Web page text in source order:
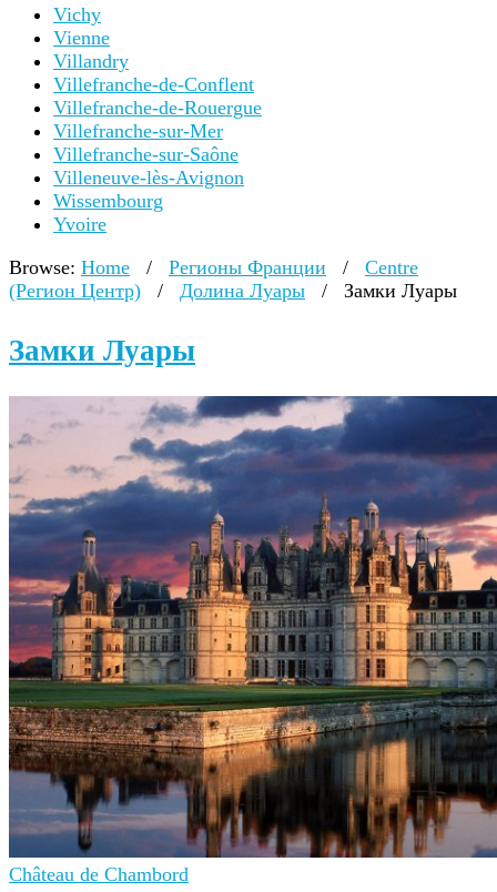
Vichy
Vienne
Villandry
Villefranche-de-Conflent
Villefranche-de-Rouergue
Villefranche-sur-Mer
Villefranche-sur-Saône
Villeneuve-lès-Avignon
Wissembourg
Yvoire
Browse: Home / Регионы Франции /
Centre
(Регион Центр)
/ Долина Луары / Замки Луары
Замки Луары
Château de Chambord